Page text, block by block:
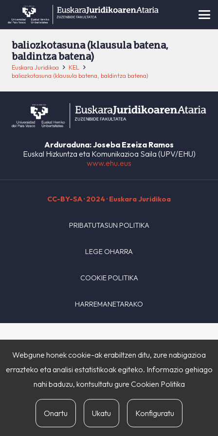
baliozkotasuna (klausula batena,
baldintza batena)
Euskara Juridikoa
KEL
baliozkotasuna (klausula batena, baldintza batena)
Arduraduna: Joseba Ezeiza Ramos
Euskal Hizkuntza eta Komunikazioa Saila (UPV/EHU)
www.ehu.eus
CC-BY-SA· 2024 · Euskara Juridikoa
PRIBATUTASUN POLITIKA
LEGE OHARRA
COOKIE POLITIKA
HARREMANETARAKO
Webgune honek cookie-ak erabiltzen ditu, zure nabigazioa
errazteko eta analisi estatistikoak egiteko. Informazio gehiago
nahi baduzu, kontsultatu gure Cookien Politika
Onartu Ukatu Konfiguratu